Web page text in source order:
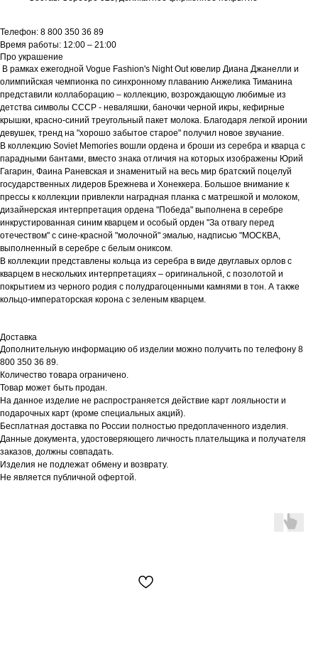
Телефон: 8 800 350 36 89
Время работы: 12:00 – 21:00
Про украшение
В рамках ежегодной Vogue Fashion's Night Out ювелир Диана Джанелли и
олимпийская чемпионка по синхронному плаванию Анжелика Тиманина
представили коллаборацию – коллекцию, возрождающую любимые из
детства символы СССР - неваляшки, баночки черной икры, кефирные
крышки, красно-синий треугольный пакет молока. Благодаря легкой иронии
девушек, тренд на "хорошо забытое старое" получил новое звучание.
В коллекцию Soviet Memories вошли ордена и броши из серебра и кварца с
парадными бантами, вместо знака отличия на которых изображены Юрий
Гагарин, Фаина Раневская и знаменитый на весь мир братский поцелуй
государственных лидеров Брежнева и Хонеккера. Большое внимание к
прессы к коллекции привлекли наградная планка с матрешкой и молоком,
дизайнерская интерпретация ордена "Победа" выполнена в серебре
инкрустированная синим кварцем и особый орден "За отвагу перед
отечеством" с сине-красной "молочной" эмалью, надписью "МОСКВА,
выполненный в серебре с белым ониксом.
В коллекции представлены кольца из серебра в виде двуглавых орлов с
кварцем в нескольких интерпретациях – оригинальной, с позолотой и
покрытием из черного родия с полудрагоценными камнями в тон. А также
кольцо-императорская корона с зеленым кварцем.
Доставка
Дополнительную информацию об изделии можно получить по телефону 8
800 350 36 89.
Количество товара ограничено.
Товар может быть продан.
На данное изделие не распространяется действие карт лояльности и
подарочных карт (кроме специальных акций).
Бесплатная доставка по России полностью предоплаченного изделия.
Данные документа, удостоверяющего личность плательщика и получателя
заказов, должны совпадать.
Изделия не подлежат обмену и возврату.
Не является публичной офертой.